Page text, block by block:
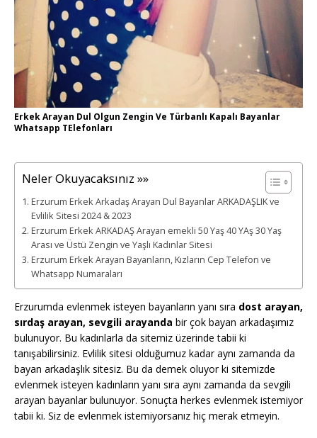
Erkek Arayan Dul Olgun Zengin Ve Türbanlı Kapalı Bayanlar
Whatsapp TElefonları
Neler Okuyacaksınız »»
Erzurum Erkek Arkadaş Arayan Dul Bayanlar ARKADAŞLIK ve
Evlilik Sitesi 2024 & 2023
Erzurum Erkek ARKADAŞ Arayan emekli 50 Yaş 40 YAş 30 Yaş
Arası ve Üstü Zengin ve Yaşlı Kadınlar Sitesi
Erzurum Erkek Arayan Bayanların, Kızların Cep Telefon ve
Whatsapp Numaraları
Erzurumda evlenmek isteyen bayanların yanı sıra dost arayan,
sırdaş arayan, sevgili arayanda bir çok bayan arkadaşımız
bulunuyor. Bu kadınlarla da sitemiz üzerinde tabii ki
tanışabilirsiniz. Evlilik sitesi olduğumuz kadar aynı zamanda da
bayan arkadaşlık sitesiz. Bu da demek oluyor ki sitemizde
evlenmek isteyen kadınların yanı sıra aynı zamanda da sevgili
arayan bayanlar bulunuyor. Sonuçta herkes evlenmek istemiyor
tabii ki. Siz de evlenmek istemiyorsanız hiç merak etmeyin.